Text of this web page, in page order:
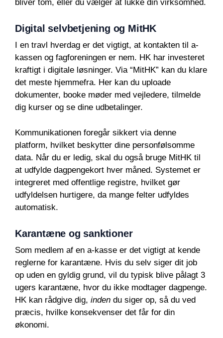
bliver tom, eller du vælger at lukke din virksomhed.
Digital selvbetjening og MitHK
I en travl hverdag er det vigtigt, at kontakten til a-
kassen og fagforeningen er nem. HK har investeret
kraftigt i digitale løsninger. Via “MitHK” kan du klare
det meste hjemmefra. Her kan du uploade
dokumenter, booke møder med vejledere, tilmelde
dig kurser og se dine udbetalinger.
Kommunikationen foregår sikkert via denne
platform, hvilket beskytter dine personfølsomme
data. Når du er ledig, skal du også bruge MitHK til
at udfylde dagpengekort hver måned. Systemet er
integreret med offentlige registre, hvilket gør
udfyldelsen hurtigere, da mange felter udfyldes
automatisk.
Karantæne og sanktioner
Som medlem af en a-kasse er det vigtigt at kende
reglerne for karantæne. Hvis du selv siger dit job
op uden en gyldig grund, vil du typisk blive pålagt 3
ugers karantæne, hvor du ikke modtager dagpenge.
HK kan rådgive dig, inden du siger op, så du ved
præcis, hvilke konsekvenser det får for din
økonomi.